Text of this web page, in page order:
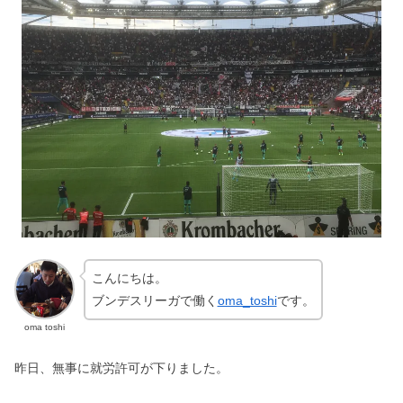
oma toshi
こんにちは。
ブンデスリーガで働く oma_toshiです。
昨日、無事に就労許可が下りました。